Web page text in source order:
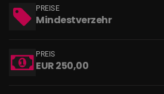
PREISE
Mindestverzehr
PREIS
EUR 250,00